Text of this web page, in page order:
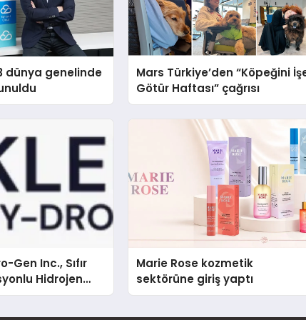
dünya genelinde
Mars Türkiye’den “Köpeğini
Götür Haftası” çağrısı
Gen Inc., Sıfır
Hidrojen
ISO ve
Marie Rose kozmetik
sektörüne giriş yaptı